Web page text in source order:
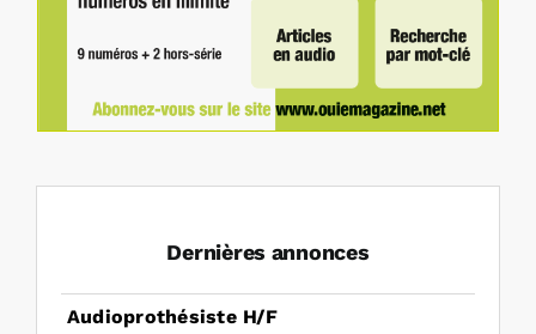
Dernières annonces
Audioprothésiste H/F